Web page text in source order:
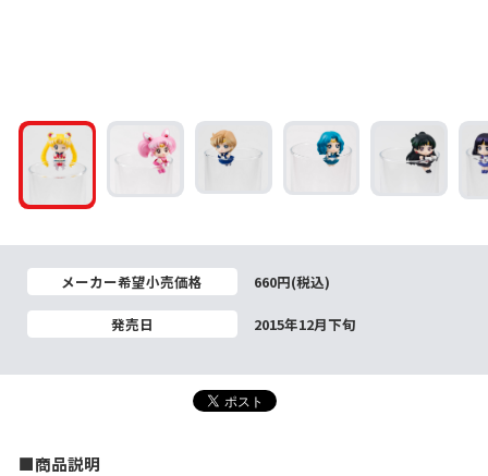
メーカー希望小売価格 660円(税込)
発売日 2015年12月下旬
■商品説明